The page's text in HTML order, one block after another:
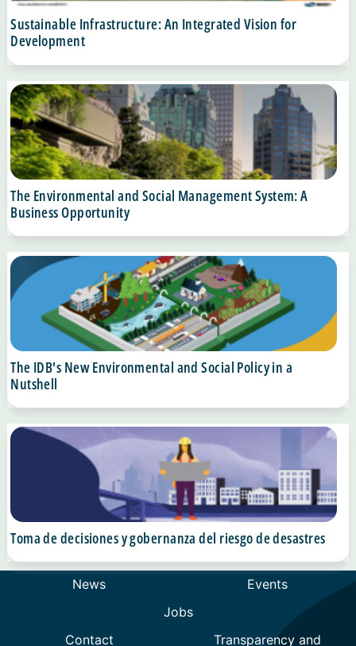
Sustainable Infrastructure: An Integrated Vision for
Development
The Environmental and Social Management System: A
Business Opportunity
The IDB's New Environmental and Social Policy in a
Nutshell
Toma de decisiones y gobernanza del riesgo de desastres